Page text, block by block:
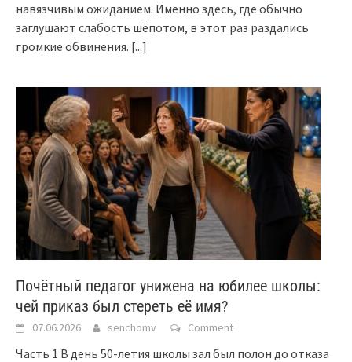
навязчивым ожиданием. Именно здесь, где обычно
заглушают слабость шёпотом, в этот раз раздались
громкие обвинения. [...]
Почётный педагог унижена на юбилее школы:
чей приказ был стереть её имя?
07.06.2026 senchomv Comment
Часть 1 В день 50-летия школы зал был полон до отказа